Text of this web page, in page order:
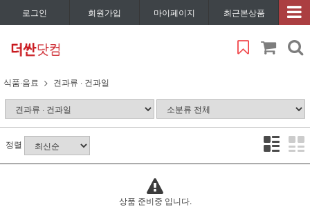
로그인 회원가입 마이페이지 최근본상품
식품·음료 견과류 · 건과일
정렬
상품 준비중 입니다.